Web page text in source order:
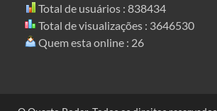
Total de usuários : 838434
Total de visualizações : 3646530
Quem esta online : 26